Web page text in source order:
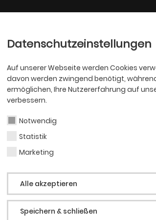
Datenschutzeinstellungen
Auf unserer Webseite werden Cookies
davon werden zwingend benötigt,
ermöglichen, Ihre Nutzererfahrung auf
verbessern.
Notwendig
Statistik
Marketing
Alle akzeptieren
Speichern & schließen